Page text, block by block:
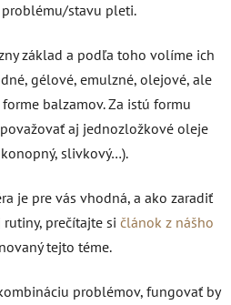
stavu pleti.
základ a podľa toho volíme ich
gélové, emulzné, olejové, ale
balzamov. Za istú formu
aj jednozložkové oleje
slivkový…).
je pre vás vhodná, a ako zaradiť
prečítajte si článok z nášho
tejto téme.
problémov, fungovať by